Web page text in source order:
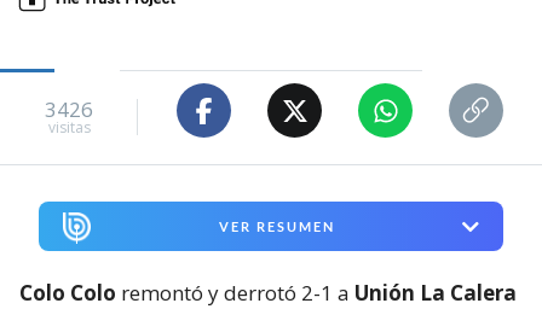
3426
visitas
VER RESUMEN
Colo Colo remontó y derrotó 2-1 a Unión La Calera